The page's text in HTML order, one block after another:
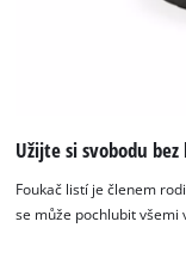
Užijte si svobodu bez
Foukač listí je členem
se může pochlubit všemi